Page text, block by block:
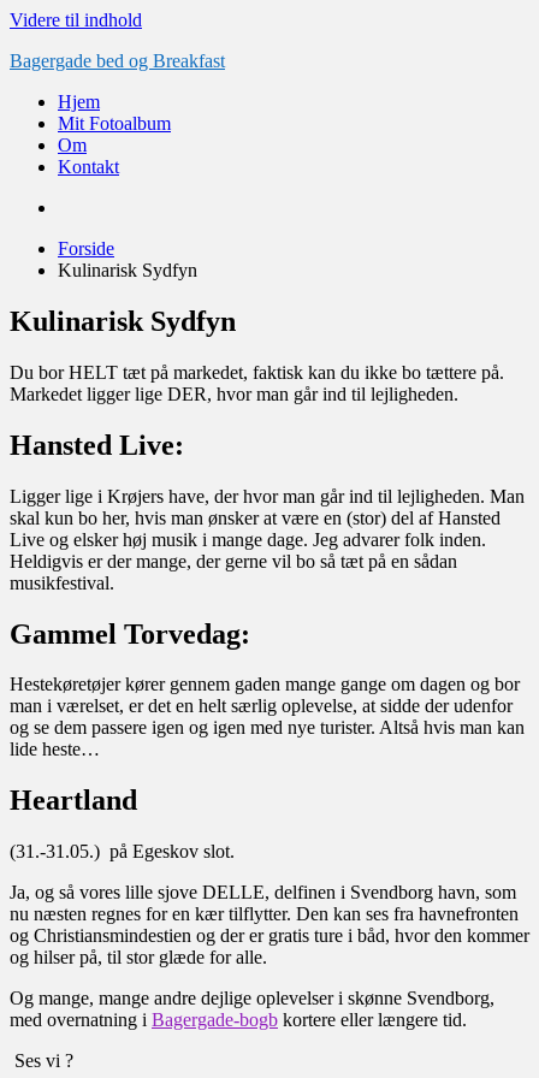
Videre til indhold
Bagergade bed og Breakfast
Hjem
Mit Fotoalbum
Om
Kontakt
Forside
Kulinarisk Sydfyn
Kulinarisk Sydfyn
Du bor HELT tæt på markedet, faktisk kan du ikke bo tættere på.
Markedet ligger lige DER, hvor man går ind til lejligheden.
Hansted Live:
Ligger lige i Krøjers have, der hvor man går ind til lejligheden. Man
skal kun bo her, hvis man ønsker at være en (stor) del af Hansted
Live og elsker høj musik i mange dage. Jeg advarer folk inden.
Heldigvis er der mange, der gerne vil bo så tæt på en sådan
musikfestival.
Gammel Torvedag:
Hestekøretøjer kører gennem gaden mange gange om dagen og bor
man i værelset, er det en helt særlig oplevelse, at sidde der udenfor
og se dem passere igen og igen med nye turister. Altså hvis man kan
lide heste…
Heartland
(31.-31.05.) på Egeskov slot.
Ja, og så vores lille sjove DELLE, delfinen i Svendborg havn, som
nu næsten regnes for en kær tilflytter. Den kan ses fra havnefronten
og Christiansmindestien og der er gratis ture i båd, hvor den kommer
og hilser på, til stor glæde for alle.
Og mange, mange andre dejlige oplevelser i skønne Svendborg,
med overnatning i Bagergade-bogb kortere eller længere tid.
Ses vi ?